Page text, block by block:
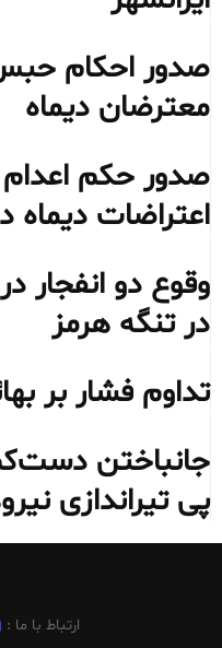
معترضان دیماه
صدور حکم
اعتراضات دیماه
وقوع دو انفجار
در تنگه هرمز
تداوم فشار بر
جانباختن
پی تیراندازی
ارتباط با ما :